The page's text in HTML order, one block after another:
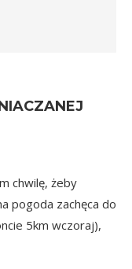
chwilę, żeby
pogoda zachęca do
5km wczoraj),